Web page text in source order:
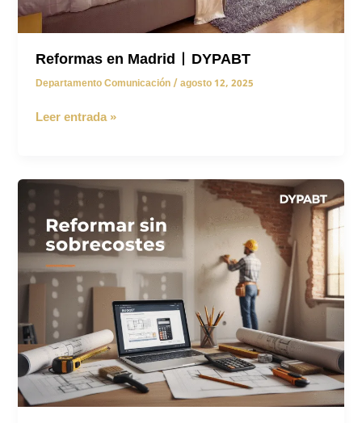
Reformas en Madrid | DYPABT
Departamento Comunicación/agosto 12, 2025
Reformas
|
DYPABT
Leer entrada »